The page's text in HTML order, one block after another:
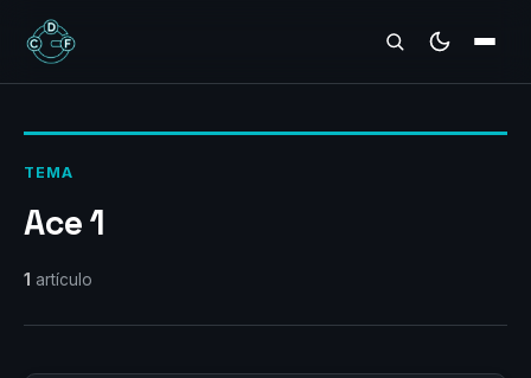
REVIEWS
TEMA
Ace 1
1 artículo